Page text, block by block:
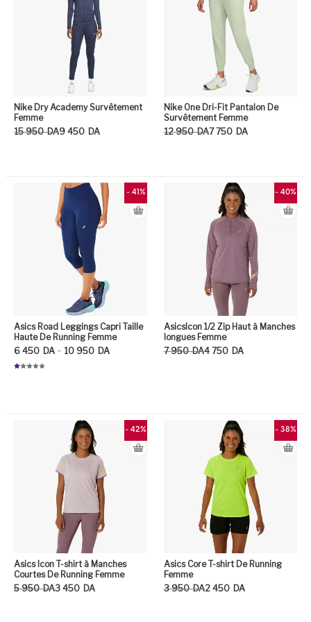
Nike Dry Academy Survêtement
Femme
15 950 DA
Le prix initial était : 15 950DA.
9 450 DA
Le prix actuel est : 9 450DA.
Nike One Dri-Fit Pantalon De
Survêtement Femme
12 950 DA
Le prix initial était : 12 950DA.
7 750 DA
Le prix actuel est : 7 750DA.
- 41%
Asics Road Leggings Capri Taille
Haute De Running Femme
6 450 DA – 10 950 DA
Plage de prix : 6 450DA à 10 950DA
- 40%
AsicsIcon 1/2 Zip Haut à Manches
longues Femme
7 950 DA
Le prix initial était : 7 950DA.
4 750 DA
Le prix actuel est : 4 750DA.
- 42%
Asics Icon T-shirt à Manches
Courtes De Running Femme
5 950 DA
Le prix initial était : 5 950DA.
3 450 DA
Le prix actuel est : 3 450DA.
- 38%
Asics Core T-shirt De Running
Femme
3 950 DA
Le prix initial était : 3 950DA.
2 450 DA
Le prix actuel est : 2 450DA.